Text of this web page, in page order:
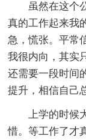
虽然在这个
真的工作起来我
急，慌张。平常
我很内向，其实
还需要一段时间
提升，相信自己
上学的时候
惜。等工作了才